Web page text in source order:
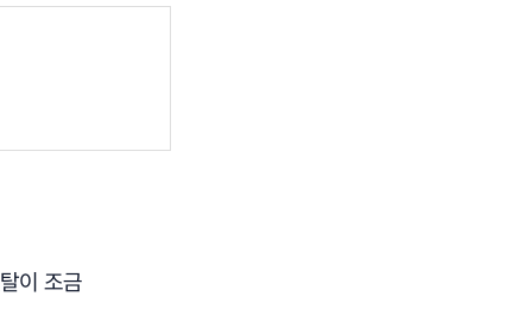
이 조금